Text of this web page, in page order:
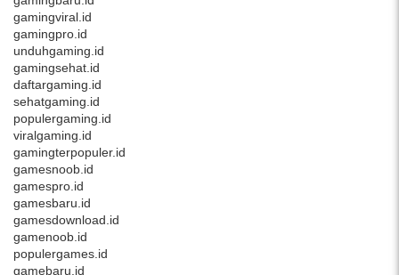
gamingviral.id
gamingpro.id
unduhgaming.id
gamingsehat.id
daftargaming.id
sehatgaming.id
populergaming.id
viralgaming.id
gamingterpopuler.id
gamesnoob.id
gamespro.id
gamesbaru.id
gamesdownload.id
gamenoob.id
populergames.id
gamebaru.id